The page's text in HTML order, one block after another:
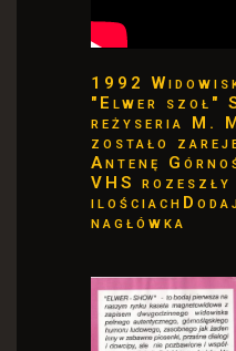
1992
"Elwer szoł"
reżyseria M.
zostało
Antenę
VHS
nagłówka